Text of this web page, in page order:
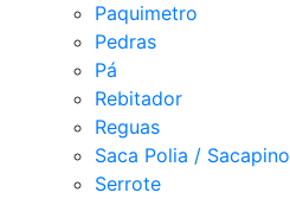
Paquimetro
Pedras
Pá
Rebitador
Reguas
Saca Polia / Sacapino
Serrote